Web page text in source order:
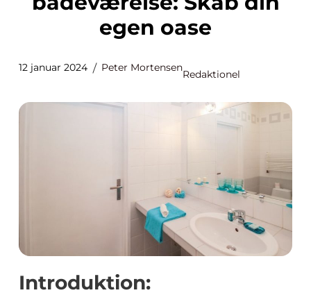
egen oase
12 januar 2024 Peter Mortensen
Redaktionel
Introduktion: